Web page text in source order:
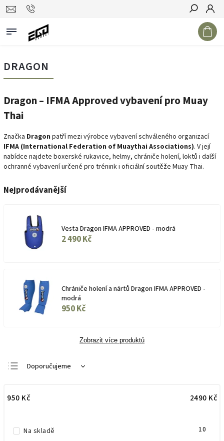
Hledat
DRAGON
Dragon – IFMA Approved vybavení pro Muay
Thai
Značka Dragon patří mezi výrobce vybavení schváleného organizací
IFMA (International Federation of Muaythai Associations). V její
nabídce najdete boxerské rukavice, helmy, chrániče holení, loktů i další
ochranné vybavení určené pro trénink i oficiální soutěže Muay Thai.
Nejprodávanější
Vesta Dragon IFMA APPROVED - modrá
2 490 Kč
Chrániče holení a nártů Dragon IFMA APPROVED -
modrá
950 Kč
Zobrazit více produktů
Doporučujeme
Nejdražší
Abecedně
950 Kč 2490 Kč
Na skladě 10